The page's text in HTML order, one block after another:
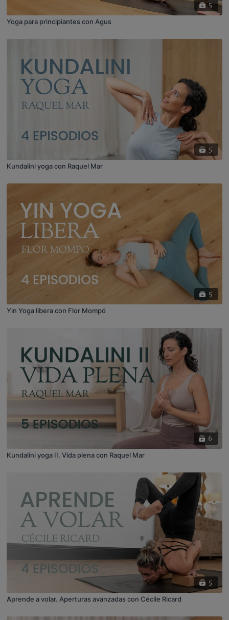
5
Yoga para principiantes con Agus
5
Kundalini yoga con Raquel Mar
5
Yin Yoga libera con Flor Mompó
6
Kundalini yoga II. Vida plena con Raquel Mar
5
Aprende a volar. Aperturas avanzadas con Cécile Ricard